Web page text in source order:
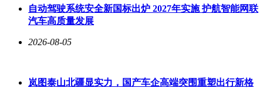
自动驾驶系统安全新国标出炉 2027年实施 护航智能网联
汽车高质量发展
2026-08-05
岚图泰山北疆显实力，国产车企高端突围重塑出行新格